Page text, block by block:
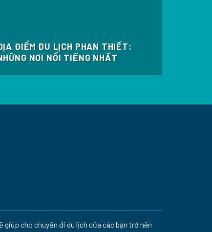
ĐIỂM DU LỊCH PHAN THIẾT:
NƠI NỔI TIẾNG NHẤT
cho chuyến đi du lịch của các bạn trở nên